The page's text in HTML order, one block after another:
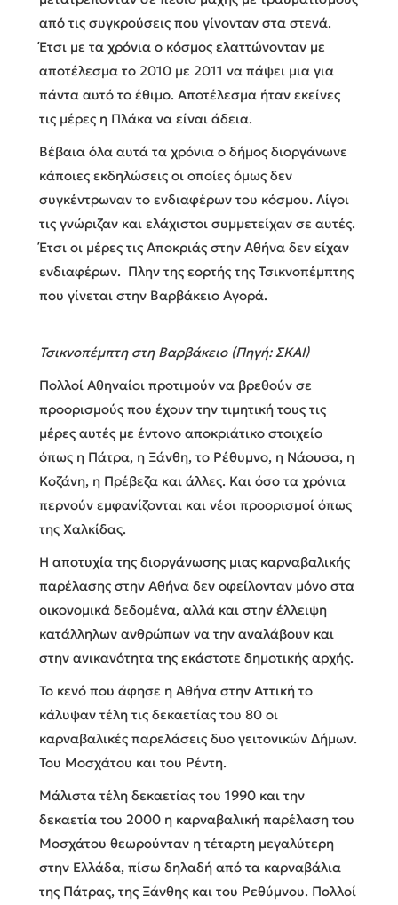
από τις συγκρούσεις που γίνονταν στα στενά.
Έτσι με τα χρόνια ο κόσμος ελαττώνονταν με
αποτέλεσμα το 2010 με 2011 να πάψει μια για
πάντα αυτό το έθιμο. Αποτέλεσμα ήταν εκείνες
τις μέρες η Πλάκα να είναι άδεια.
Βέβαια όλα αυτά τα χρόνια ο δήμος διοργάνωνε
κάποιες εκδηλώσεις οι οποίες όμως δεν
συγκέντρωναν το ενδιαφέρων του κόσμου. Λίγοι
τις γνώριζαν και ελάχιστοι συμμετείχαν σε αυτές.
Έτσι οι μέρες τις Αποκριάς στην Αθήνα δεν είχαν
ενδιαφέρων. Πλην της εορτής της Τσικνοπέμπτης
που γίνεται στην Βαρβάκειο Αγορά.
Τσικνοπέμπτη στη Βαρβάκειο (Πηγή: ΣΚΑΙ)
Πολλοί Αθηναίοι προτιμούν να βρεθούν σε
προορισμούς που έχουν την τιμητική τους τις
μέρες αυτές με έντονο αποκριάτικο στοιχείο
όπως η Πάτρα, η Ξάνθη, το Ρέθυμνο, η Νάουσα, η
Κοζάνη, η Πρέβεζα και άλλες. Και όσο τα χρόνια
περνούν εμφανίζονται και νέοι προορισμοί όπως
της Χαλκίδας.
Η αποτυχία της διοργάνωσης μιας καρναβαλικής
παρέλασης στην Αθήνα δεν οφείλονταν μόνο στα
οικονομικά δεδομένα, αλλά και στην έλλειψη
κατάλληλων ανθρώπων να την αναλάβουν και
στην ανικανότητα της εκάστοτε δημοτικής αρχής.
Το κενό που άφησε η Αθήνα στην Αττική το
κάλυψαν τέλη τις δεκαετίας του 80 οι
καρναβαλικές παρελάσεις δυο γειτονικών Δήμων.
Του Μοσχάτου και του Ρέντη.
Μάλιστα τέλη δεκαετίας του 1990 και την
δεκαετία του 2000 η καρναβαλική παρέλαση του
Μοσχάτου θεωρούνταν η τέταρτη μεγαλύτερη
στην Ελλάδα, πίσω δηλαδή από τα καρναβάλια
της Πάτρας, της Ξάνθης και του Ρεθύμνου. Πολλοί